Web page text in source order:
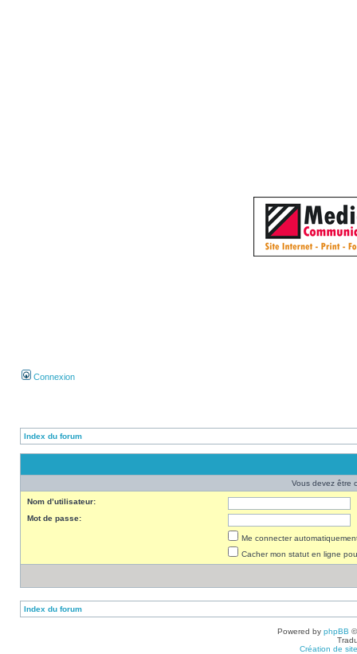
Connexion
Index du forum
Vous devez être
Nom d’utilisateur:
Mot de passe:
Me connecter
Cacher mon statut en ligne
Index du forum
Powered by phpBB
Création de